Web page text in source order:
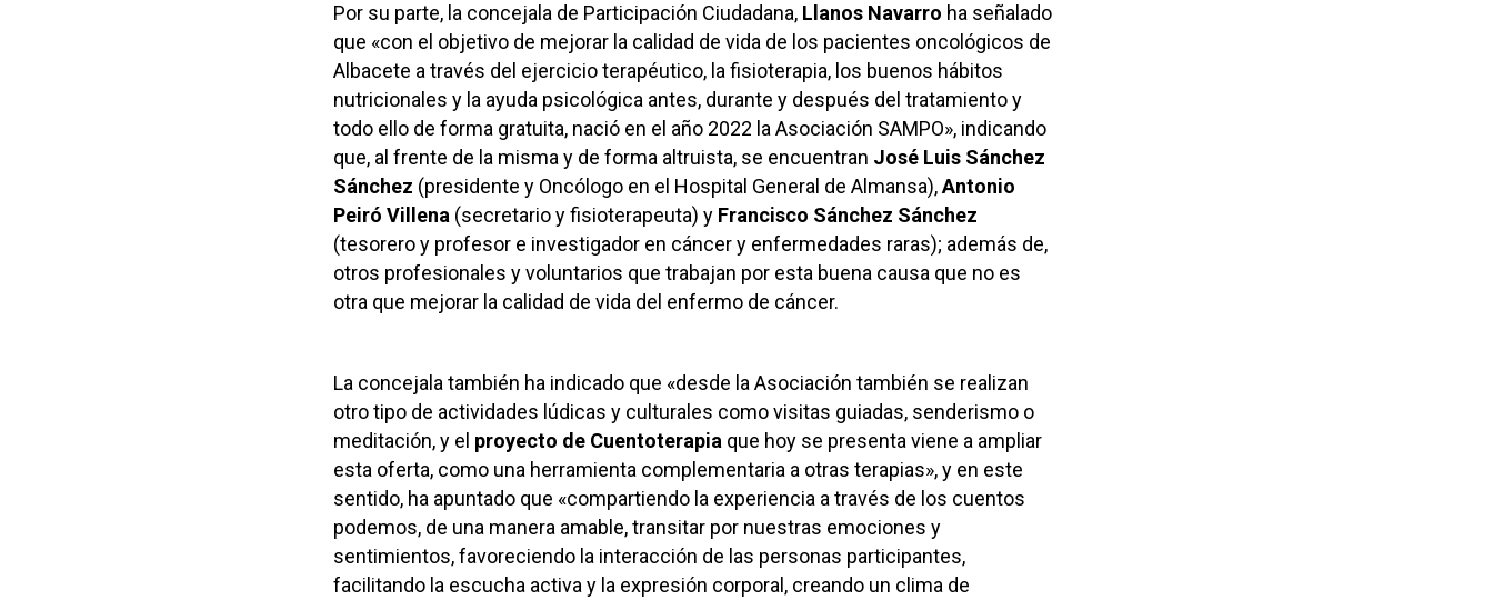
Por su parte, la concejala de Participación Ciudadana, Llanos Navarro ha señalado
que «con el objetivo de mejorar la calidad de vida de los pacientes oncológicos de
Albacete a través del ejercicio terapéutico, la fisioterapia, los buenos hábitos
nutricionales y la ayuda psicológica antes, durante y después del tratamiento y
todo ello de forma gratuita, nació en el año 2022 la Asociación SAMPO», indicando
que, al frente de la misma y de forma altruista, se encuentran José Luis Sánchez
Sánchez (presidente y Oncólogo en el Hospital General de Almansa),Antonio
Peiró Villena (secretario y fisioterapeuta) y Francisco Sánchez Sánchez
(tesorero y profesor e investigador en cáncer y enfermedades raras); además de,
otros profesionales y voluntarios que trabajan por esta buena causa que no es
otra que mejorar la calidad de vida del enfermo de cáncer.
La concejala también ha indicado que «desde la Asociación también se realizan
otro tipo de actividades lúdicas y culturales como visitas guiadas, senderismo o
meditación, y el proyecto de Cuentoterapia que hoy se presenta viene a ampliar
esta oferta, como una herramienta complementaria a otras terapias», y en este
sentido, ha apuntado que «compartiendo la experiencia a través de los cuentos
podemos, de una manera amable, transitar por nuestras emociones y
sentimientos, favoreciendo la interacción de las personas participantes,
facilitando la escucha activa y la expresión corporal, creando un clima de